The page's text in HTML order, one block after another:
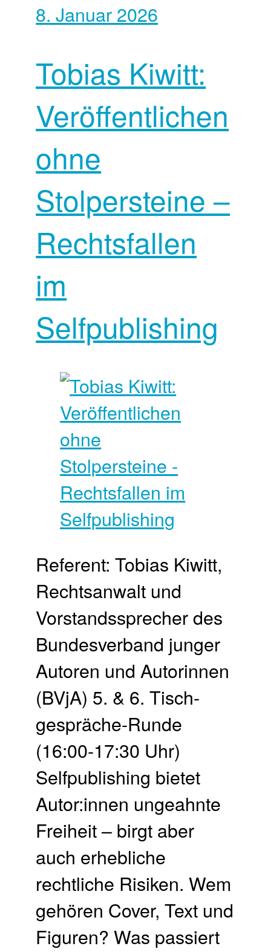
8. Januar 2026
Tobias Kiwitt:
Veröffentlichen
ohne
Stolpersteine –
Rechtsfallen
im
Selfpublishing
Referent: Tobias Kiwitt,
Rechtsanwalt und
Vorstandssprecher des
Bundesverband junger
Autoren und Autorinnen
(BVjA) 5. & 6. Tisch­
gespräche-Runde
(16:00-17:30 Uhr)
Selfpublishing bietet
Autor:innen ungeahnte
Freiheit – birgt aber
auch erhebliche
rechtliche Risiken. Wem
gehören Cover, Text und
Figuren? Was passiert